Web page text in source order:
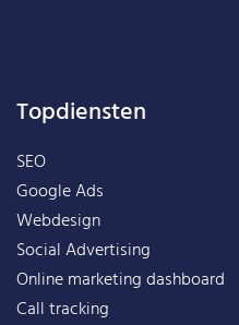
Topdiensten
SEO
Google Ads
Webdesign
Social Advertising
Online marketing dashboard
Call tracking